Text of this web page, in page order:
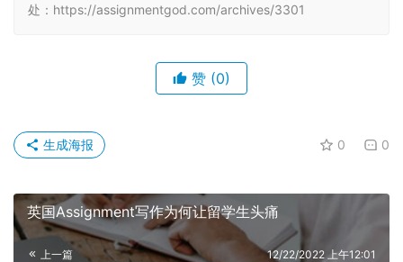
处：https://assignmentgod.com/archives/3301
赞 (0)
0 0
生成海报
英国Assignment写作为何让留学生头痛
上一篇 12/22/2022 上午12:01